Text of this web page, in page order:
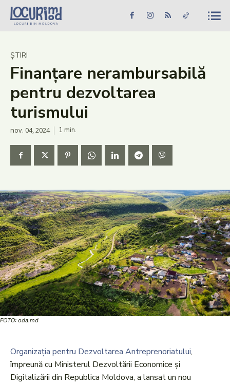
Caută în site... Căutare
Știri
Evenimente
Dezvoltare rurală
Vinării
Patrimoniu
Produs Acasă
ȘTIRI
Finanțare nerambursabilă
pentru dezvoltarea
turismului
nov. 04, 2024 1 min.
FOTO: oda.md
Organizația pentru Dezvoltarea Antreprenoriatului,
împreună cu Ministerul Dezvoltării Economice și
Digitalizării din Republica Moldova, a lansat un nou